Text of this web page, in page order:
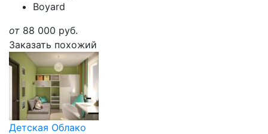
Boyard
от 88 000 руб.
Заказать похожий
Детская Облако